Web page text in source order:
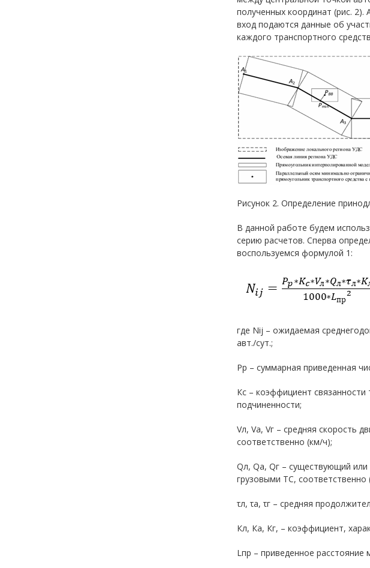
полученных координат (рис.
вход подаются данные об
каждого транспортного
Рисунок 2. Определение
В данной работе будем
серию расчетов. Сперва
воспользуемся формулой 1:
где Nij – ожидаемая
авт./сут.;
Рр – суммарная приведенная
Кс – коэффициент
подчиненности;
Vл, Va, Vг – средняя скорость
соответственно (км/ч);
Qл, Qa, Qг – существующий
грузовыми ТС, соответственно
τл, τа, τг – средняя
Кл, Ка, Кг, – коэффициент,
Lпр – приведенное